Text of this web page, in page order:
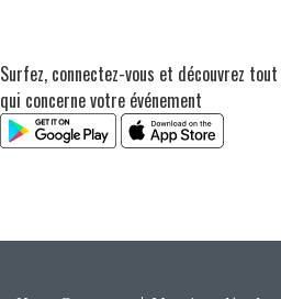
Surfez, connectez-vous et découvrez
qui concerne votre événement